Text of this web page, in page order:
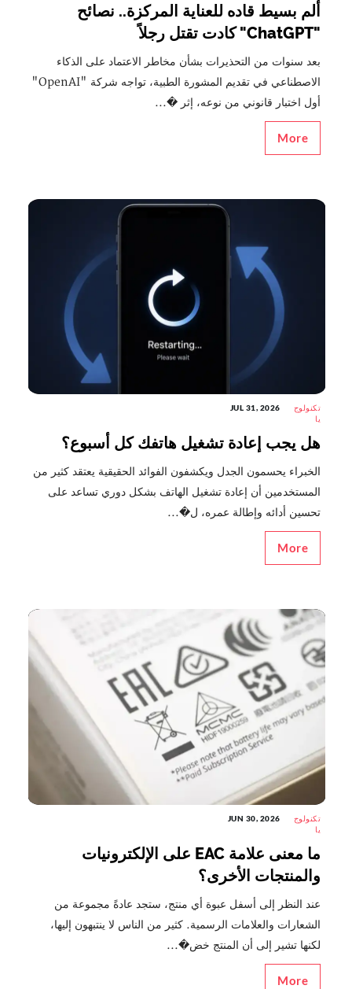
ألم بسيط قاده للعناية المركزة.. نصائح
"ChatGPT" كادت تقتل رجلاً
بعد سنوات من التحذيرات بشأن مخاطر الاعتماد على الذكاء
الاصطناعي في تقديم المشورة الطبية، تواجه شركة "OpenAI"
أول اختبار قانوني من نوعه، إثر �...
More
تكنولوج
يا
JUL 31, 2026
هل يجب إعادة تشغيل هاتفك كل أسبوع؟
الخبراء يحسمون الجدل ويكشفون الفوائد الحقيقية يعتقد كثير من
المستخدمين أن إعادة تشغيل الهاتف بشكل دوري تساعد على
تحسين أدائه وإطالة عمره، ل�...
More
تكنولوج
يا
JUN 30, 2026
ما معنى علامة EAC على الإلكترونيات
والمنتجات الأخرى؟
عند النظر إلى أسفل عبوة أي منتج، ستجد عادةً مجموعة من
الشعارات والعلامات الرسمية. كثير من الناس لا ينتبهون إليها،
لكنها تشير إلى أن المنتج خض�...
More